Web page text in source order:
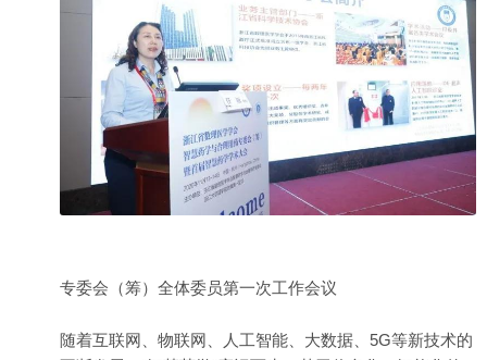
专委会（筹）全体委员第一次工作会议
随着互联网、物联网、人工智能、大数据、5G等新技术的